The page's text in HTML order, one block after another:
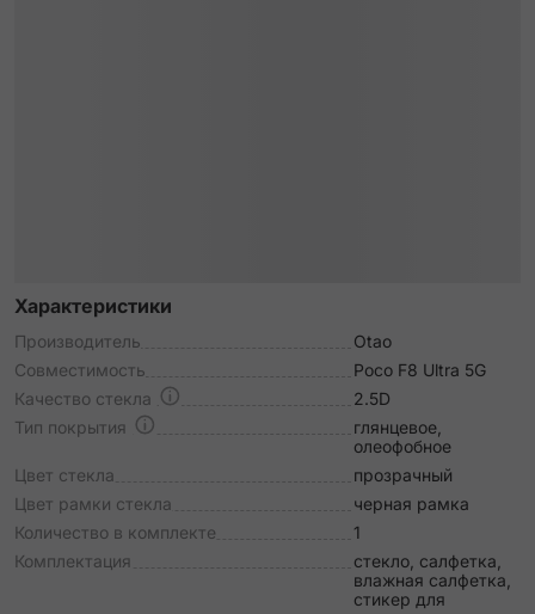
Характеристики
Производитель
Otao
Совместимость
Poco F8 Ultra 5G
Качество стекла
2.5D
Тип покрытия
глянцевое,
олеофобное
Цвет стекла
прозрачный
Цвет рамки стекла
черная рамка
Количество в комплекте
1
Комплектация
стекло, салфетка,
влажная салфетка,
стикер для